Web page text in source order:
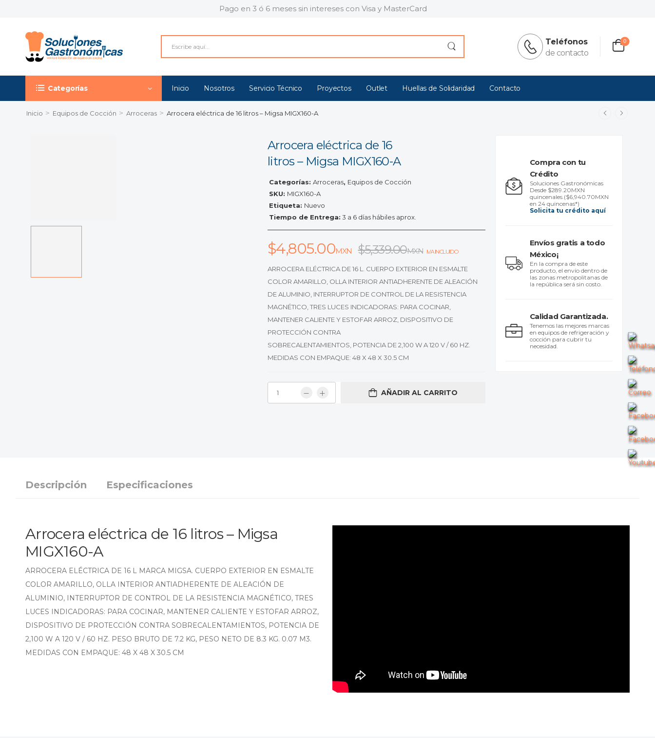
Pago en 3 ó 6 meses sin intereses con Visa y MasterCard
Teléfonos
de contacto
0
Categorías Inicio Nosotros Servicio Técnico Proyectos Outlet Huellas de Solidaridad Contacto
Inicio > Equipos de Cocción > Arroceras > Arrocera eléctrica de 16 litros – Migsa MIGX160-A
Arrocera eléctrica de 16
litros – Migsa MIGX160-A
Categorías: Arroceras, Equipos de Cocción
SKU: MIGX160-A
Etiqueta: Nuevo
Tiempo de Entrega: 3 a 6 días hábiles aprox.
$4,805.00MXN $5,339.00MXN IVA INCLUIDO
ARROCERA ELÉCTRICA DE 16 L. CUERPO EXTERIOR EN ESMALTE
COLOR AMARILLO, OLLA INTERIOR ANTIADHERENTE DE ALEACIÓN
DE ALUMINIO, INTERRUPTOR DE CONTROL DE LA RESISTENCIA
MAGNÉTICO, TRES LUCES INDICADORAS: PARA COCINAR,
MANTENER CALIENTE Y ESTOFAR ARROZ, DISPOSITIVO DE
PROTECCIÓN CONTRA
SOBRECALENTAMIENTOS, POTENCIA DE 2,100 W A 120 V / 60 HZ.
MEDIDAS CON EMPAQUE: 48 X 48 X 30.5 CM
AÑADIR AL CARRITO
Compra con tu
Crédito
Soluciones Gastronómicas
Desde $289.20MXN
quincenales.($6,940.70MXN
en 24 quincenas*)
Solicita tu crédito aquí
Envíos gratis a todo
México¡
En la compra de este
producto, el envío dentro de
las zonas metropolitanas de
la república será sin costo.
Calidad Garantizada.
Tenemos las mejores marcas
en equipos de refrigeración y
cocción para cubrir tu
necesidad.
Descripción Especificaciones
Arrocera eléctrica de 16 litros – Migsa
MIGX160-A
ARROCERA ELÉCTRICA DE 16 L MARCA MIGSA. CUERPO EXTERIOR EN ESMALTE
COLOR AMARILLO, OLLA INTERIOR ANTIADHERENTE DE ALEACIÓN DE
ALUMINIO, INTERRUPTOR DE CONTROL DE LA RESISTENCIA MAGNÉTICO, TRES
LUCES INDICADORAS: PARA COCINAR, MANTENER CALIENTE Y ESTOFAR ARROZ,
DISPOSITIVO DE PROTECCIÓN CONTRA SOBRECALENTAMIENTOS, POTENCIA DE
2,100 W A 120 V / 60 HZ. PESO BRUTO DE 7.2 KG, PESO NETO DE 8.3 KG. 0.07 M3.
MEDIDAS CON EMPAQUE: 48 X 48 X 30.5 CM